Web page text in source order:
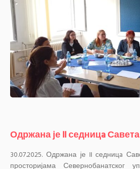
Одржана је II седницa
30.07.2025. Одржана је II седницa
просторијама Севернобанатског